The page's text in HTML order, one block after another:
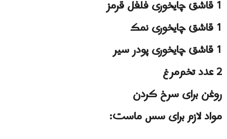
1 قاشق چایخوری فلفل قرمز
1 قاشق چایخوری نمک
1 قاشق چایخوری پودر سیر
2 عدد تخم‌مرغ
روغن برای سرخ کردن
مواد لازم برای سس ماست: